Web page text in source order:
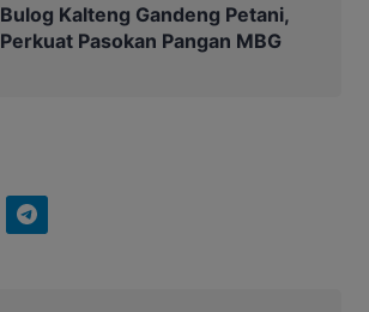
Bulog Kalteng Gandeng Petani,
Perkuat Pasokan Pangan MBG